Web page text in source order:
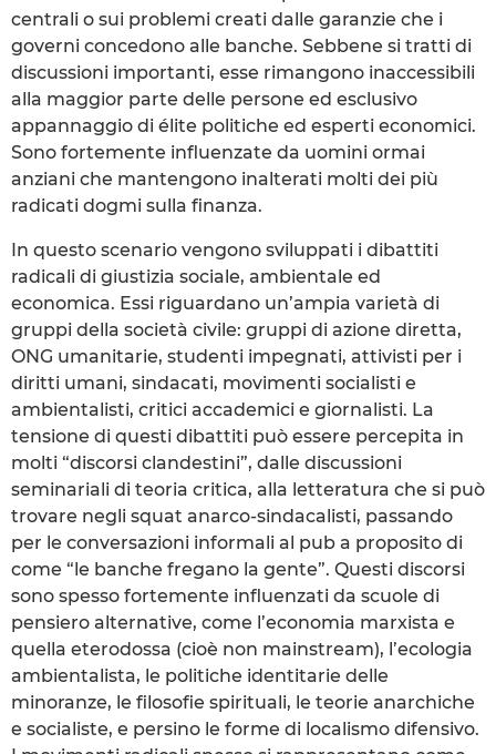
centrali o sui problemi creati dalle garanzie che i
governi concedono alle banche. Sebbene si tratti di
discussioni importanti, esse rimangono inaccessibili
alla maggior parte delle persone ed esclusivo
appannaggio di élite politiche ed esperti economici.
Sono fortemente influenzate da uomini ormai
anziani che mantengono inalterati molti dei più
radicati dogmi sulla finanza.
In questo scenario vengono sviluppati i dibattiti
radicali di giustizia sociale, ambientale ed
economica. Essi riguardano un’ampia varietà di
gruppi della società civile: gruppi di azione diretta,
ONG umanitarie, studenti impegnati, attivisti per i
diritti umani, sindacati, movimenti socialisti e
ambientalisti, critici accademici e giornalisti. La
tensione di questi dibattiti può essere percepita in
molti “discorsi clandestini”, dalle discussioni
seminariali di teoria critica, alla letteratura che si può
trovare negli squat anarco-sindacalisti, passando
per le conversazioni informali al pub a proposito di
come “le banche fregano la gente”. Questi discorsi
sono spesso fortemente influenzati da scuole di
pensiero alternative, come l’economia marxista e
quella eterodossa (cioè non mainstream), l’ecologia
ambientalista, le politiche identitarie delle
minoranze, le filosofie spirituali, le teorie anarchiche
e socialiste, e persino le forme di localismo difensivo.